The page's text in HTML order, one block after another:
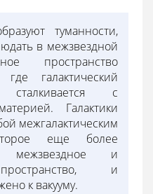
туманности,
в межзвездной
пространство
где галактический
с
Галактики
межгалактическим
еще более
межзвездное и
и
к вакууму.